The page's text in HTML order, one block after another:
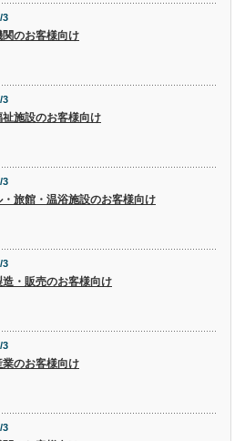
3
関のお客様向け
3
祉施設のお客様向け
3
・旅館・温浴施設のお客様向け
3
造・販売のお客様向け
3
業のお客様向け
3